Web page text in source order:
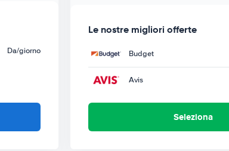
Da/giorno
Le nostre migliori offerte
Budget
Avis
Seleziona